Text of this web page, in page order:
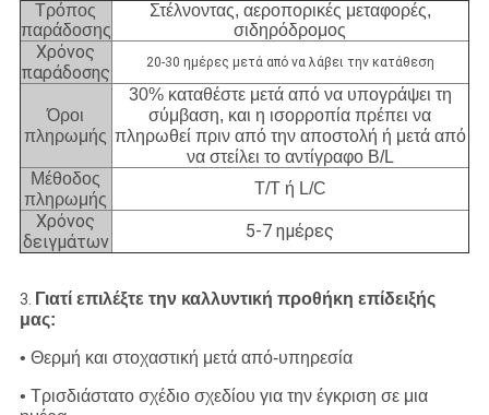
Τρόπος
παράδοσης
Στέλνοντας, αεροπορικές μεταφορές,
σιδηρόδρομος
Χρόνος
παράδοσης
20-30 ημέρες μετά από να λάβει την κατάθεση
Όροι
πληρωμής
30% καταθέστε μετά από να υπογράψει τη
σύμβαση, και η ισορροπία πρέπει να
πληρωθεί πριν από την αποστολή ή μετά από
να στείλει το αντίγραφο B/L
Μέθοδος
πληρωμής
T/T ή L/C
Χρόνος
δειγμάτων
5-7 ημέρες
3. Γιατί επιλέξτε την καλλυντική προθήκη επίδειξής
μας:
• Θερμή και στοχαστική μετά από-υπηρεσία
• Τρισδιάστατο σχέδιο σχεδίου για την έγκριση σε μια